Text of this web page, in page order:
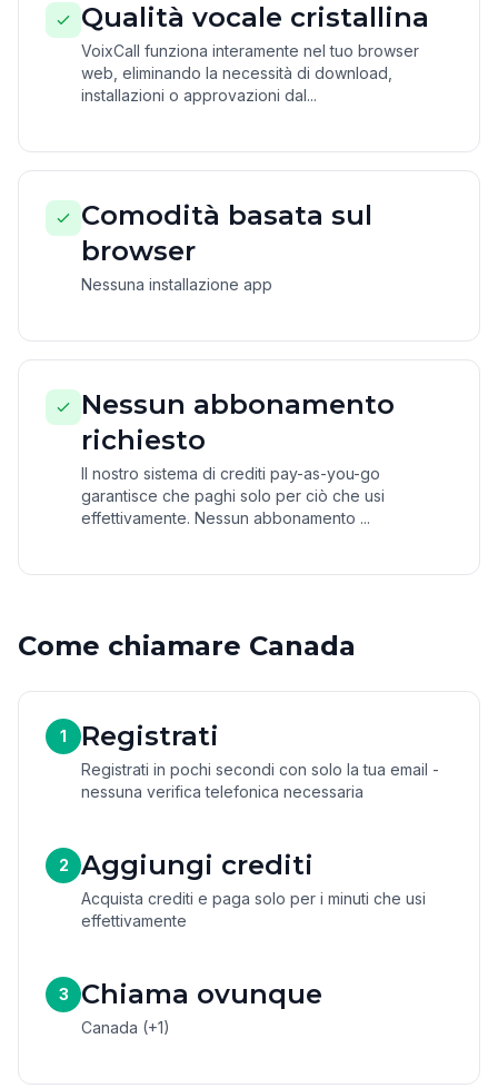
Qualità vocale cristallina
VoixCall funziona interamente nel tuo browser
web, eliminando la necessità di download,
installazioni o approvazioni dal...
Comodità basata sul
browser
Nessuna installazione app
Nessun abbonamento
richiesto
Il nostro sistema di crediti pay-as-you-go
garantisce che paghi solo per ciò che usi
effettivamente. Nessun abbonamento ...
Come chiamare Canada
1 Registrati
Registrati in pochi secondi con solo la tua email -
nessuna verifica telefonica necessaria
2 Aggiungi crediti
Acquista crediti e paga solo per i minuti che usi
effettivamente
3 Chiama ovunque
Canada (+1)